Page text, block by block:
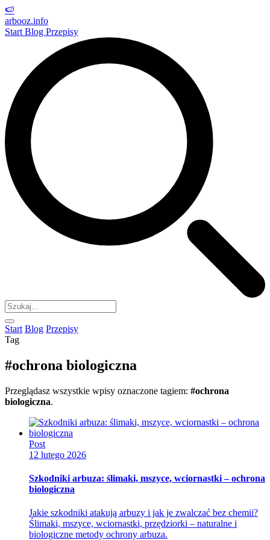
🍉
arbooz.info
Start Blog Przepisy
Start Blog Przepisy
Tag
#ochrona biologiczna
Przeglądasz wszystkie wpisy oznaczone tagiem: #ochrona
biologiczna.
Post
12 lutego 2026
Szkodniki arbuza: ślimaki, mszyce, wciornastki – ochrona
biologiczna
Jakie szkodniki atakują arbuzy i jak je zwalczać bez chemii?
Ślimaki, mszyce, wciornastki, przędziorki – naturalne i
biologiczne metody ochrony arbuza.